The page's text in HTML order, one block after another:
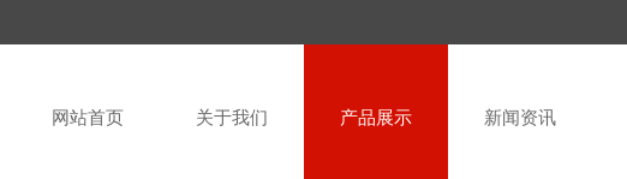
网站首页 关于我们 产品展示 新闻资讯